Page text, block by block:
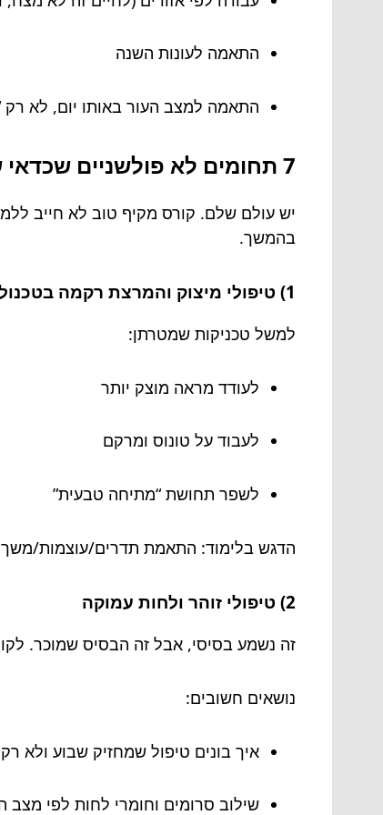
התאמה לעונות השנה
התאמה למצב העור באותו יום, לא רק
7 תחומים לא פולשניים שכדאי שהקורס יכסה (כן, באמת)
יש עולם שלם. קורס מקיף טוב לא חייב
בהמשך.
1) טיפולי מיצוק והמרצת רקמה בטכנולוגיות אנרגיה עדינה
למשל טכניקות שמטרתן:
לעודד מראה מוצק יותר
לעבוד על טונוס ומרקם
לשפר תחושת “מתיחה טבעית”
הדגש בלימוד: התאמת תדרים/עוצמות/משך
2) טיפולי זוהר ולחות עמוקה
זה נשמע בסיסי, אבל זה הבסיס שמוכר.
נושאים חשובים:
איך בונים טיפול שמחזיק שבוע ולא רק 3 שעות
שילוב סרומים וחומרי לחות לפי מצב